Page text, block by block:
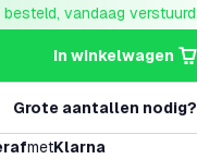
vandaag verstuurd
hoeveelheid
in winkelwagen
Grote aantallen nodig?
metKlarna